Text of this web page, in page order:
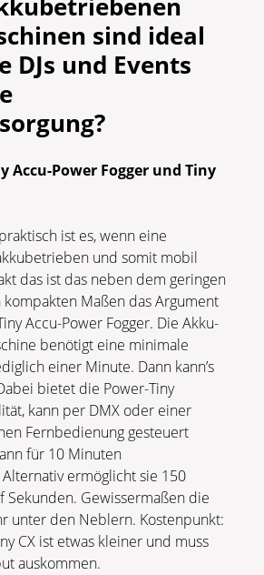
sind ideal
DJs und Events
Accu-Power Fogger und Tiny
ist es, wenn eine
und somit mobil
das ist das neben dem geringen
Maßen das Argument
Accu-Power Fogger. Die Akku-
benötigt eine minimale
einer Minute. Dann kann’s
bietet die Power-Tiny
kann per DMX oder einer
Fernbedienung gesteuert
für 10 Minuten
ermöglicht sie 150
Sekunden. Gewissermaßen die
unter den Neblern. Kostenpunkt:
CX ist etwas kleiner und muss
auskommen.